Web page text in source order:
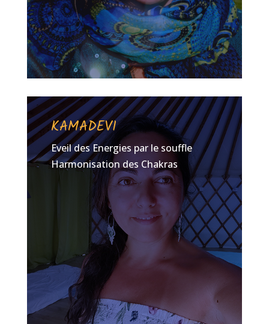
KAMADEVI
Eveil des Energies par le souffle
Harmonisation des Chakras